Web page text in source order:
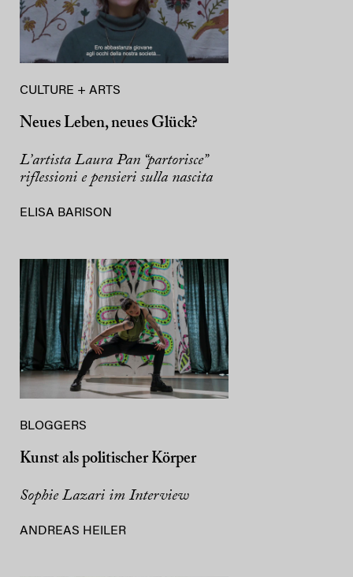
CULTURE + ARTS
Neues Leben, neues Glück?
L’artista Laura Pan “partorisce”
riflessioni e pensieri sulla nascita
ELISA BARISON
BLOGGERS
Kunst als politischer Körper
Sophie Lazari im Interview
ANDREAS HEILER